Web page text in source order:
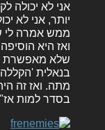
אני לא יכולה
יותר, אני לא
ממש אמרה לי
ואז היא
שלא מאפשרת
בנאלית
מתה. ואז זה
בסדר למות